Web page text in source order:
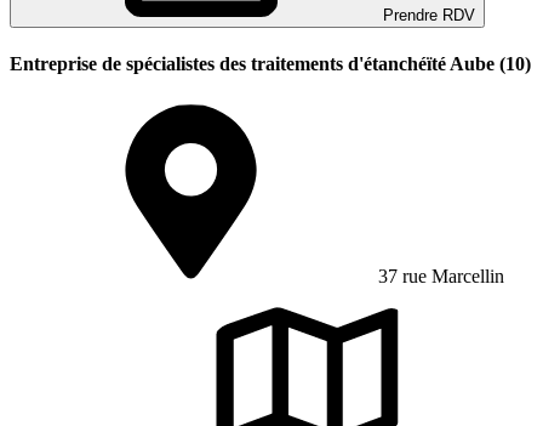
Prendre RDV
Entreprise de spécialistes des traitements d'étanchéïté Aube (10)
37 rue Marcellin